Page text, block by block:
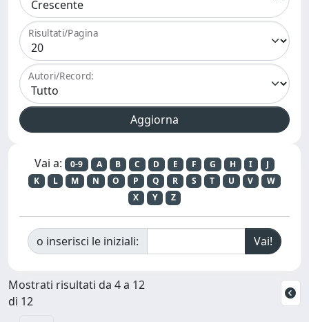
Risultati/Pagina
Autori/Record:
Vai a: 0-9 A B C D E F G H I
J
K
L M N O P Q R S T U V
W
X
Y Z
o inserisci le iniziali:
Mostrati risultati da 4 a 12
di 12